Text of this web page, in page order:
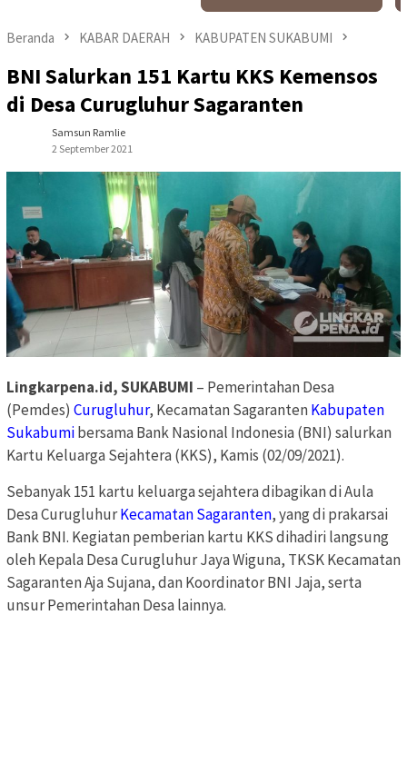
Beranda KABAR DAERAH KABUPATEN SUKABUMI
BNI Salurkan 151 Kartu KKS Kemensos
di Desa Curugluhur Sagaranten
Samsun Ramlie
2 September 2021
Lingkarpena.id, SUKABUMI – Pemerintahan Desa
(Pemdes) Curugluhur, Kecamatan SagarantenKabupaten
Sukabumibersama Bank Nasional Indonesia (BNI) salurkan
Kartu Keluarga Sejahtera (KKS), Kamis (02/09/2021).
Sebanyak 151 kartu keluarga sejahtera dibagikan di Aula
Desa CurugluhurKecamatan Sagaranten, yang di prakarsai
Bank BNI. Kegiatan pemberian kartu KKS dihadiri langsung
oleh Kepala Desa Curugluhur Jaya Wiguna, TKSK Kecamatan
Sagaranten Aja Sujana, dan Koordinator BNI Jaja, serta
unsur Pemerintahan Desa lainnya.